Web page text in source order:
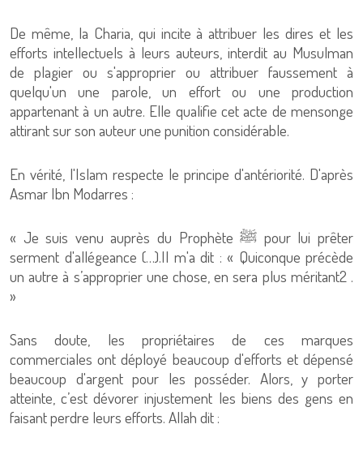
De même, la Charia, qui incite à attribuer les dires et les
efforts intellectuels à leurs auteurs, interdit au Musulman
de plagier ou s'approprier ou attribuer faussement à
quelqu'un une parole, un effort ou une production
appartenant à un autre. Elle qualifie cet acte de mensonge
attirant sur son auteur une punition considérable.
En vérité, l'Islam respecte le principe d'antériorité. D'après
Asmar Ibn Modarres :
« Je suis venu auprès du Prophète ﷺ pour lui prêter
serment d'allégeance (…).Il m'a dit : « Quiconque précède
un autre à s’approprier une chose, en sera plus méritant2 .
»
Sans doute, les propriétaires de ces marques
commerciales ont déployé beaucoup d'efforts et dépensé
beaucoup d'argent pour les posséder. Alors, y porter
atteinte, c’est dévorer injustement les biens des gens en
faisant perdre leurs efforts. Allah dit :